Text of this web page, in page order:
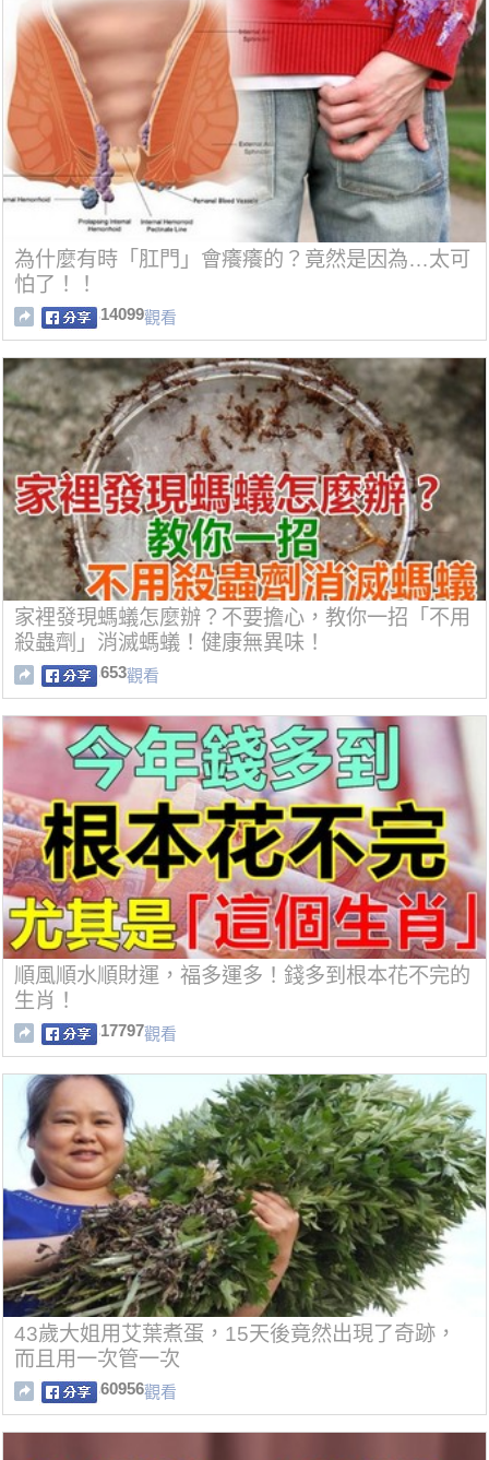
為什麼有時「肛門」會癢癢的？竟然是因為…太可
怕了！！
14099觀看
家裡發現螞蟻怎麼辦？不要擔心，教你一招「不用
殺蟲劑」消滅螞蟻！健康無異味！
653觀看
順風順水順財運，福多運多！錢多到根本花不完的
生肖！
17797觀看
43歲大姐用艾葉煮蛋，15天後竟然出現了奇跡，
而且用一次管一次
60956觀看